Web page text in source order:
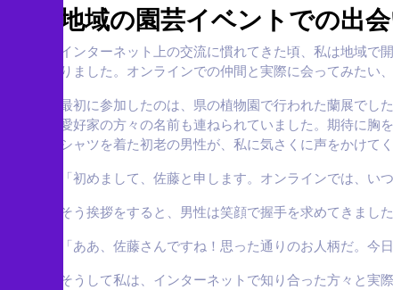
地域の園芸イベントでの出
インターネット上の交流に慣れてきた頃、私は地域で
りました。オンラインでの仲間と実際に会ってみたい
最初に参加したのは、県の植物園で行われた蘭展でし
愛好家の方々の名前も連ねられていました。期待に胸
シャツを着た初老の男性が、私に気さくに声をかけてく
「初めまして、佐藤と申します。オンラインでは、い
そう挨拶をすると、男性は笑顔で握手を求めてきました
「ああ、佐藤さんですね！思った通りのお人柄だ。今
そうして私は、インターネットで知り合った方々と実